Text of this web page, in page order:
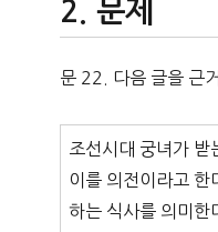
문제
문 22. 다음 글을 근
조선시대 궁녀가 받
이를 의전이라고 한
하는 식사를 의미한